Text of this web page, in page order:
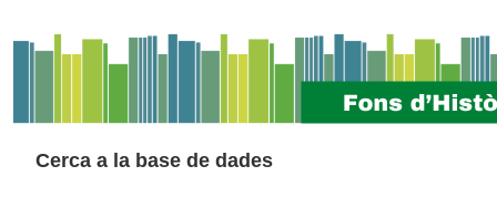
Cerca a la base de dades